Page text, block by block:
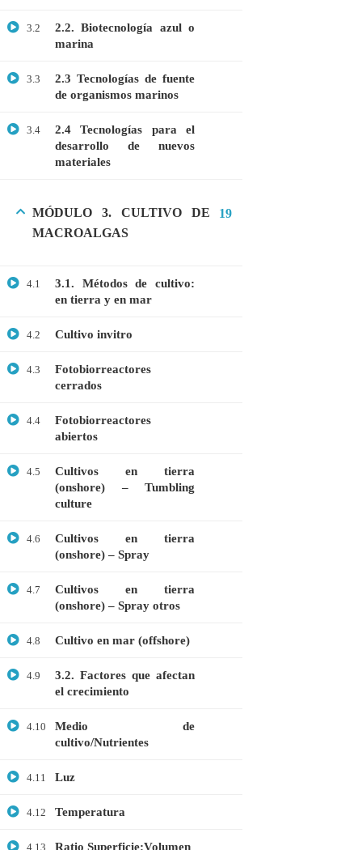
3.2
2.2. Biotecnología azul o
marina
3.3
2.3 Tecnologías de fuente
de organismos marinos
3.4
2.4 Tecnologías para el
desarrollo de nuevos
materiales
MÓDULO 3. CULTIVO DE
MACROALGAS
19
4.1
3.1. Métodos de cultivo:
en tierra y en mar
4.2 Cultivo invitro
4.3
Fotobiorreactores
cerrados
4.4
Fotobiorreactores
abiertos
4.5
Cultivos en tierra
(onshore) – Tumbling
culture
4.6
Cultivos en tierra
(onshore) – Spray
4.7
Cultivos en tierra
(onshore) – Spray otros
4.8 Cultivo en mar (offshore)
4.9
3.2. Factores que afectan
el crecimiento
4.10
Medio de
cultivo/Nutrientes
4.11 Luz
4.12 Temperatura
4.13 Ratio Superficie:Volumen
info@cognitaconecta.com
Bioinformática
Bioquímica
Ciencias Ambientales
Especialización
Genética
Microbiología
Proteómica
COMPANY
Contáctanos
LINKS
Términos y Condiciones